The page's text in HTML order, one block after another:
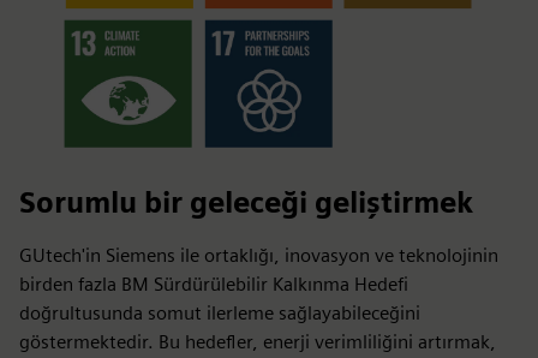
Sorumlu bir geleceği geliştirmek
GUtech'in Siemens ile ortaklığı, inovasyon ve teknolojinin
birden fazla BM Sürdürülebilir Kalkınma Hedefi
doğrultusunda somut ilerleme sağlayabileceğini
göstermektedir. Bu hedefler, enerji verimliliğini artırmak,